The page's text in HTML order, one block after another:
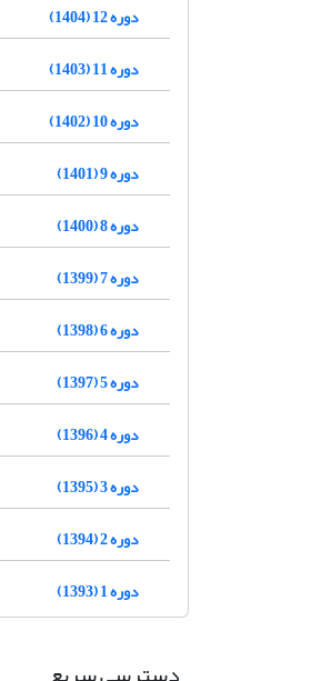
دوره 12 (1404)
دوره 11 (1403)
دوره 10 (1402)
دوره 9 (1401)
دوره 8 (1400)
دوره 7 (1399)
دوره 6 (1398)
دوره 5 (1397)
دوره 4 (1396)
دوره 3 (1395)
دوره 2 (1394)
دوره 1 (1393)